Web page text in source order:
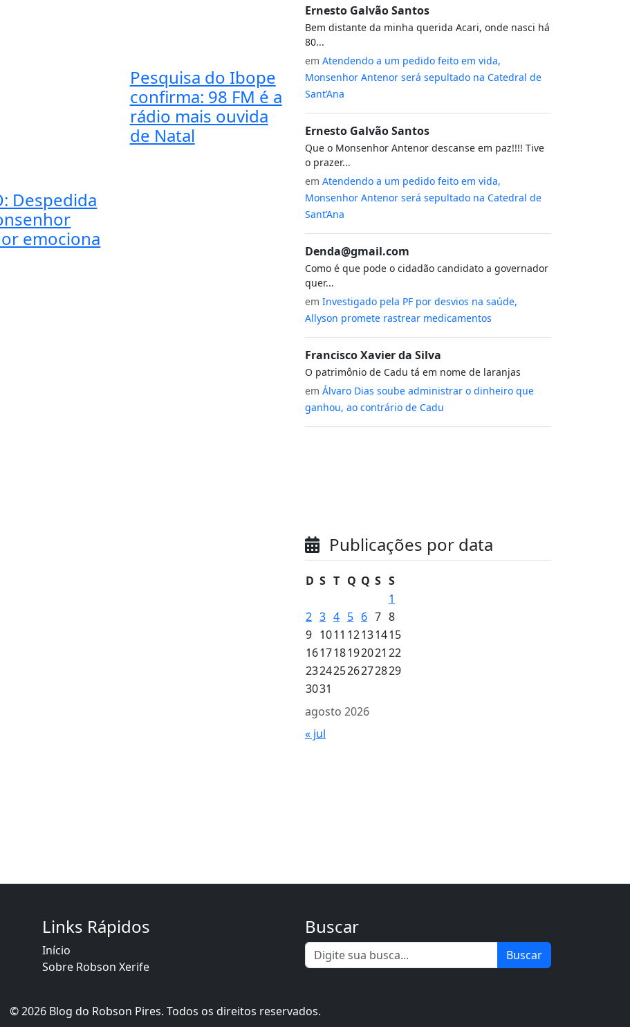
Despedida
emociona
Pesquisa do Ibope
confirma: 98 FM é a
rádio mais ouvida
de Natal
Ernesto Galvão Santos
Bem distante da minha querida Acari, onde nasci há
80...
em Atendendo a um pedido feito em vida,
Monsenhor Antenor será sepultado na Catedral de
Sant’Ana
Ernesto Galvão Santos
Que o Monsenhor Antenor descanse em paz!!!! Tive
o prazer...
em Atendendo a um pedido feito em vida,
Monsenhor Antenor será sepultado na Catedral de
Sant’Ana
Denda@gmail.com
Como é que pode o cidadão candidato a governador
quer...
em Investigado pela PF por desvios na saúde,
Allyson promete rastrear medicamentos
Francisco Xavier da Silva
O patrimônio de Cadu tá em nome de laranjas
em Álvaro Dias soube administrar o dinheiro que
ganhou, ao contrário de Cadu
Publicações por data
agosto 2026
D S T Q Q S S
1
2 3 4 5 6 7 8
9 1011 12131415
161718192021 22
23242526272829
3031
« jul
Links Rápidos
Início
Sobre Robson Xerife
Buscar
Buscar
© 2026 Blog do Robson Pires. Todos os direitos reservados.